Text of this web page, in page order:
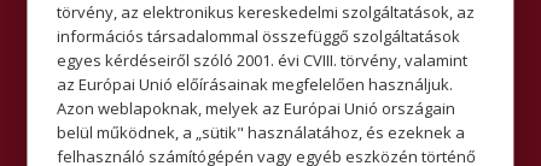
törvény, az elektronikus kereskedelmi szolgáltatások, az
információs társadalommal összefüggő szolgáltatások
egyes kérdéseiről szóló 2001. évi CVIII. törvény, valamint
az Európai Unió előírásainak megfelelően használjuk.
Azon weblapoknak, melyek az Európai Unió országain
belül működnek, a „sütik" használatához, és ezeknek a
felhasználó számítógépén vagy egyéb eszközén történő